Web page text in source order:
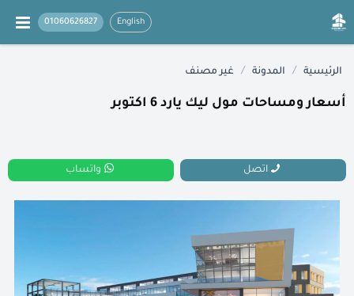
English
01060626827
الرئيسية / المدونة / غير مصنف
أسعار ومساحات مول ليك يارد 6 اكتوبر
اتصل واتساب